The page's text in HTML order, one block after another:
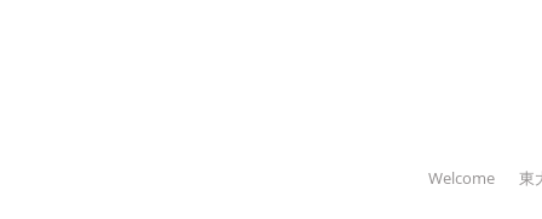
Welcome 東